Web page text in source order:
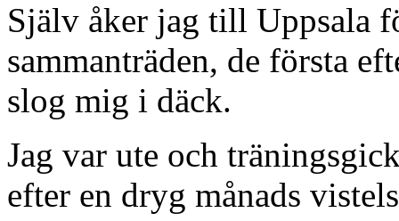
Själv åker jag till Uppsala
sammanträden, de första
slog mig i däck.
Jag var ute och
efter en dryg månads